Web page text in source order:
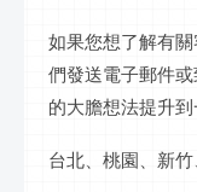
如果您想了解有關
們發送電子郵件
的大膽想法提升到
台北、桃園、新竹